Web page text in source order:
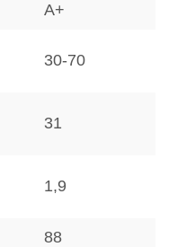
A+
30-70
31
1,9
88